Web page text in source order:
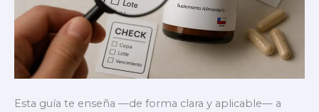
Esta guía te enseña —de forma clara y aplicable— a